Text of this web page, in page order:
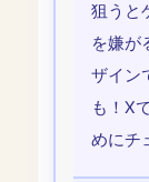
狙うと
を嫌が
ザイン
も！X
めにチ